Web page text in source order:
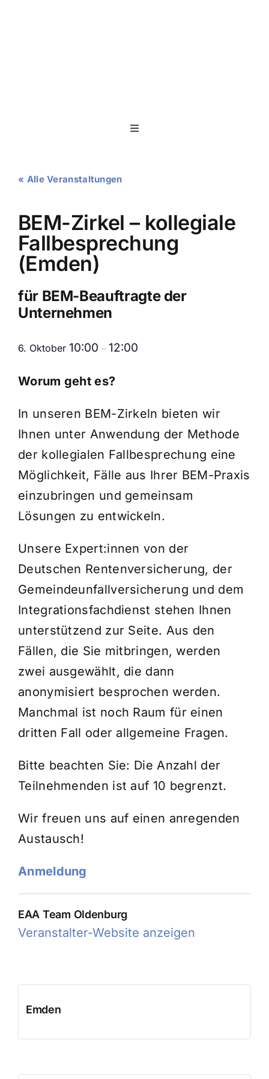
Toggle
Veranstaltungen
Verbundpartner
Aktuelles
Suche
« Alle Veranstaltungen
BEM-Zirkel – kollegiale
Fallbesprechung
(Emden)
für BEM-Beauftragte der
Unternehmen
6. Oktober 10:00 – 12:00
Worum geht es?
In unseren BEM-Zirkeln bieten wir
Ihnen unter Anwendung der Methode
der kollegialen Fallbesprechung eine
Möglichkeit, Fälle aus Ihrer BEM-Praxis
einzubringen und gemeinsam
Lösungen zu entwickeln.
Unsere Expert:innen von der
Deutschen Rentenversicherung, der
Gemeindeunfallversicherung und dem
Integrationsfachdienst stehen Ihnen
unterstützend zur Seite. Aus den
Fällen, die Sie mitbringen, werden
zwei ausgewählt, die dann
anonymisiert besprochen werden.
Manchmal ist noch Raum für einen
dritten Fall oder allgemeine Fragen.
Bitte beachten Sie: Die Anzahl der
Teilnehmenden ist auf 10 begrenzt.
Wir freuen uns auf einen anregenden
Austausch!
Anmeldung
EAA Team Oldenburg
Veranstalter-Website anzeigen
Emden